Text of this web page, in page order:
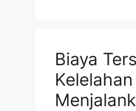
Biaya